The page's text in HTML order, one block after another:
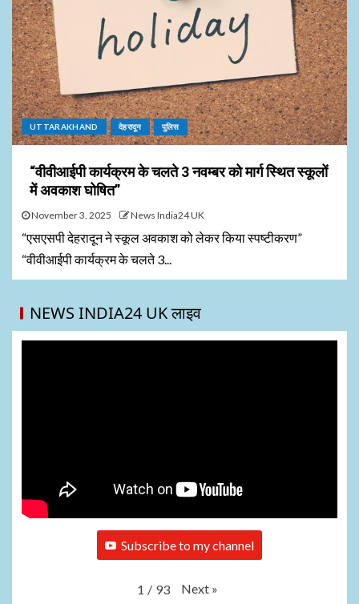
UTTARAKHAND देहरादून पुलिस
“वीवीआईपी कार्यक्रम के चलते 3 नवम्बर को मार्ग स्थित स्कूलों
में अवकाश घोषित”
November 3, 2025 News India24 UK
“एसएसपी देहरादून ने स्कूल अवकाश को लेकर किया स्पष्टीकरण”
“वीवीआईपी कार्यक्रम के चलते 3...
NEWS INDIA24 UK लाइव
Subscribe to my channel
1 / 93 Next »